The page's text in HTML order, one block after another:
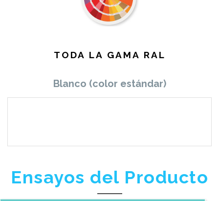
TODA LA GAMA RAL
Blanco (color estándar)
Ensayos del Producto